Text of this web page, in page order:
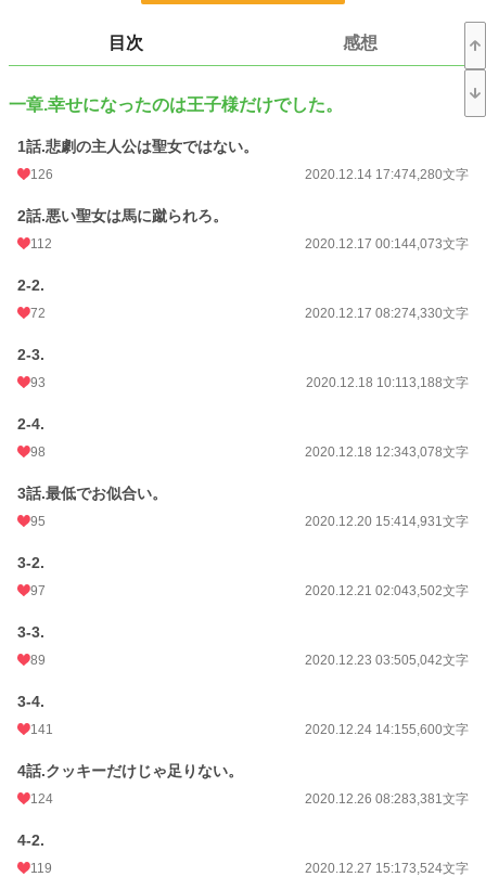
お気に入り 5,836
文字数
初回公開日時
週間ポイント
月間ポイント
年間ポイント
累計ポイント
目次 感想
一章.幸せになったのは王子様だけでした。
1話.悲劇の主人公は聖女ではない。
126 2020.12.14 17:474,280文字
2話.悪い聖女は馬に蹴られろ。
112 2020.12.17 00:144,073文字
2-2.
72 2020.12.17 08:274,330文字
2-3.
93 2020.12.18 10:113,188文字
2-4.
98 2020.12.18 12:343,078文字
3話.最低でお似合い。
95 2020.12.20 15:414,931文字
3-2.
97 2020.12.21 02:043,502文字
3-3.
89 2020.12.23 03:505,042文字
3-4.
141 2020.12.24 14:155,600文字
4話.クッキーだけじゃ足りない。
124 2020.12.26 08:283,381文字
4-2.
119 2020.12.27 15:173,524文字